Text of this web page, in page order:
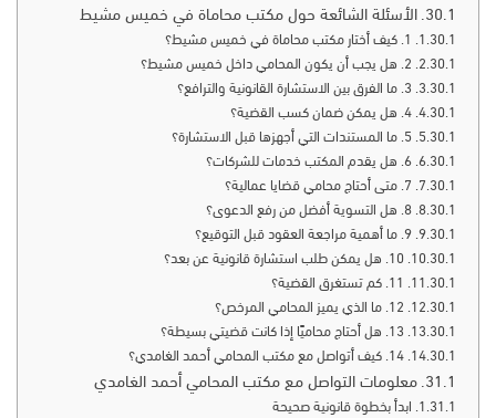
الأسئلة الشائعة حول مكتب محاماة في خميس مشيط
1. كيف أختار مكتب محاماة في خميس مشيط؟
2. هل يجب أن يكون المحامي داخل خميس مشيط؟
3. ما الفرق بين الاستشارة القانونية والترافع؟
4. هل يمكن ضمان كسب القضية؟
5. ما المستندات التي أجهزها قبل الاستشارة؟
6. هل يقدم المكتب خدمات للشركات؟
7. متى أحتاج محامي قضايا عمالية؟
8. هل التسوية أفضل من رفع الدعوى؟
9. ما أهمية مراجعة العقود قبل التوقيع؟
10. هل يمكن طلب استشارة قانونية عن بعد؟
11. كم تستغرق القضية؟
12. ما الذي يميز المحامي المرخص؟
13. هل أحتاج محاميًا إذا كانت قضيتي بسيطة؟
14. كيف أتواصل مع مكتب المحامي أحمد الغامدي؟
معلومات التواصل مع مكتب المحامي أحمد الغامدي
ابدأ بخطوة قانونية صحيحة